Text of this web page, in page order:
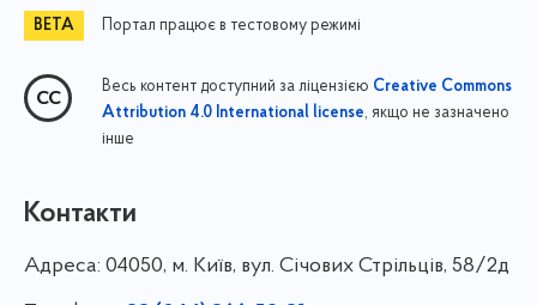
Портал працює в тестовому режимі
Весь контент доступний за ліцензією Creative Commons
Attribution 4.0 International license, якщо не зазначено
інше
Контакти
Адреса: 04050, м. Київ, вул. Січових Стрільців, 58/2д